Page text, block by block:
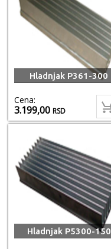
Hladnjak P361-300
Cena:
3.199,00RSD
Hladnjak P5300-150